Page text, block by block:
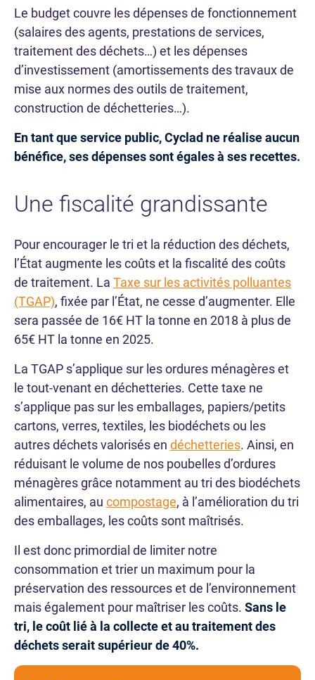
Le budget couvre les dépenses de fonctionnement
(salaires des agents, prestations de services,
traitement des déchets…) et les dépenses
d’investissement (amortissements des travaux de
mise aux normes des outils de traitement,
construction de déchetteries…).
En tant que service public, Cyclad ne réalise aucun
bénéfice, ses dépenses sont égales à ses recettes.
Une fiscalité grandissante
Pour encourager le tri et la réduction des déchets,
l’État augmente les coûts et la fiscalité des coûts
de traitement. La Taxe sur les activités polluantes
(TGAP), fixée par l’État, ne cesse d’augmenter. Elle
sera passée de 16€ HT la tonne en 2018 à plus de
65€ HT la tonne en 2025.
La TGAP s’applique sur les ordures ménagères et
le tout-venant en déchetteries. Cette taxe ne
s’applique pas sur les emballages, papiers/petits
cartons, verres, textiles, les biodéchets ou les
autres déchets valorisés en déchetteries. Ainsi, en
réduisant le volume de nos poubelles d’ordures
ménagères grâce notamment au tri des biodéchets
alimentaires, au compostage, à l’amélioration du tri
des emballages, les coûts sont maîtrisés.
Il est donc primordial de limiter notre
consommation et trier un maximum pour la
préservation des ressources et de l’environnement
mais également pour maîtriser les coûts. Sans le
tri, le coût lié à la collecte et au traitement des
déchets serait supérieur de 40%.